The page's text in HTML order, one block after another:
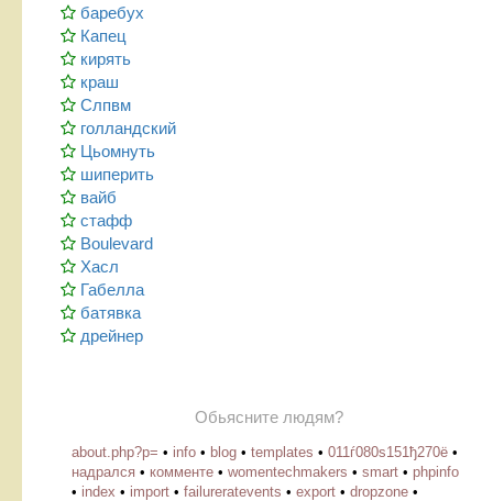
баребух
Капец
кирять
краш
Слпвм
голландский
Цьомнуть
шиперить
вайб
стафф
Boulevard
Хасл
Габелла
батявка
дрейнер
Обьясните людям?
about.php?p= • info • blog • templates • 011ѓ080ѕ151ђ270ё •
надрался • комменте • womentechmakers • smart • phpinfo
• index • import • failureratevents • export • dropzone •